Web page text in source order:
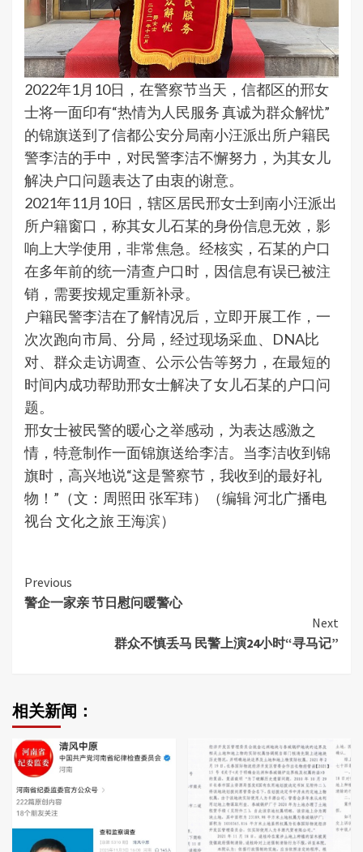
2022年1月10日，在警察节当天，信都区的邢女
士将一面印有“热情为人民服务 真诚为群众解忧”
的锦旗送到了信都公安分局南小汪派出所户籍民
警李洁的手中，对民警李洁不懈努力，为其女儿
解决户口问题表达了由衷的谢意。
2021年11月10日，辖区居民邢女士到南小汪派出
所户籍窗口，称其女儿石某的身份信息无效，影
响上大学使用，非常焦急。经核实，石某的户口
在多年前的统一清查户口时，因信息有误已被注
销，需要按规定重新补录。
户籍民警李洁在了解情况后，立即开展工作，一
次次跑向市局、分局，经过现场采血、DNA比
对、群众走访调查、公示公告等努力，在最短的
时间内成功帮助邢女士解决了女儿石某的户口问
题。
邢女士被民警的暖心之举感动，为表达感激之
情，特意制作一面锦旗送给李洁。当李洁收到锦
旗时，高兴地说“这是警察节，我收到的最好礼
物！”（文：周照田 张军玮）（编辑 河北广播电
视台 文化之旅 王海滨）
Continue
Reading
Previous
警企一家亲 节日慰问暖警心
Next
群众不慎丢马 民警上演24小时“寻马记”
相关新闻：